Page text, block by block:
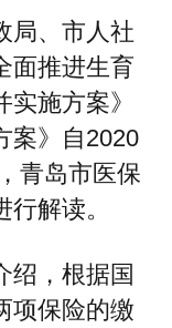
局、市人社
面推进生育
施方案》
案》自2020
青岛市医保
解读。
绍，根据国
项保险的缴